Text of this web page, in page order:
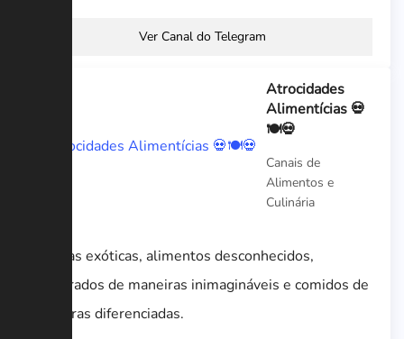
Ver Canal do Telegram
Atrocidades
Alimentícias 💀
🍽💀
Canais de
Alimentos e
Culinária
Iguarias exóticas, alimentos desconhecidos,
preparados de maneiras inimagináveis e comidos de
maneiras diferenciadas.